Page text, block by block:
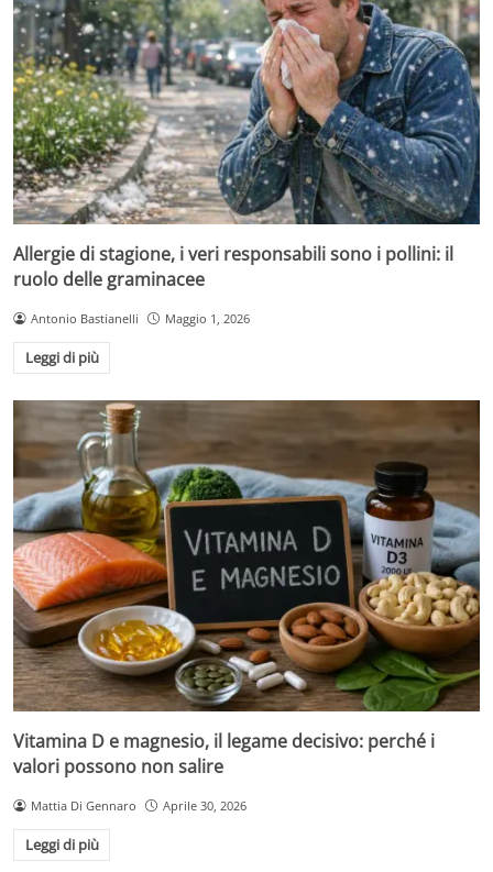
Allergie di stagione, i veri responsabili sono i pollini: il
ruolo delle graminacee
Antonio Bastianelli Maggio 1, 2026
Leggi di più
Vitamina D e magnesio, il legame decisivo: perché i
valori possono non salire
Mattia Di Gennaro Aprile 30, 2026
Leggi di più